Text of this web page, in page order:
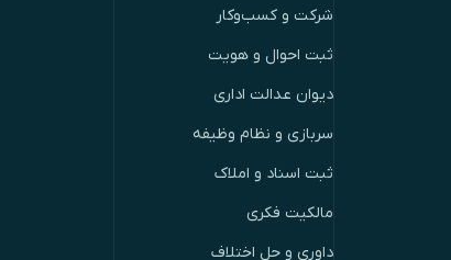
شرکت و کسب‌وکار
ثبت احوال و هویت
دیوان عدالت اداری
سربازی و نظام وظیفه
ثبت اسناد و املاک
مالکیت فکری
داوری و حل اختلاف